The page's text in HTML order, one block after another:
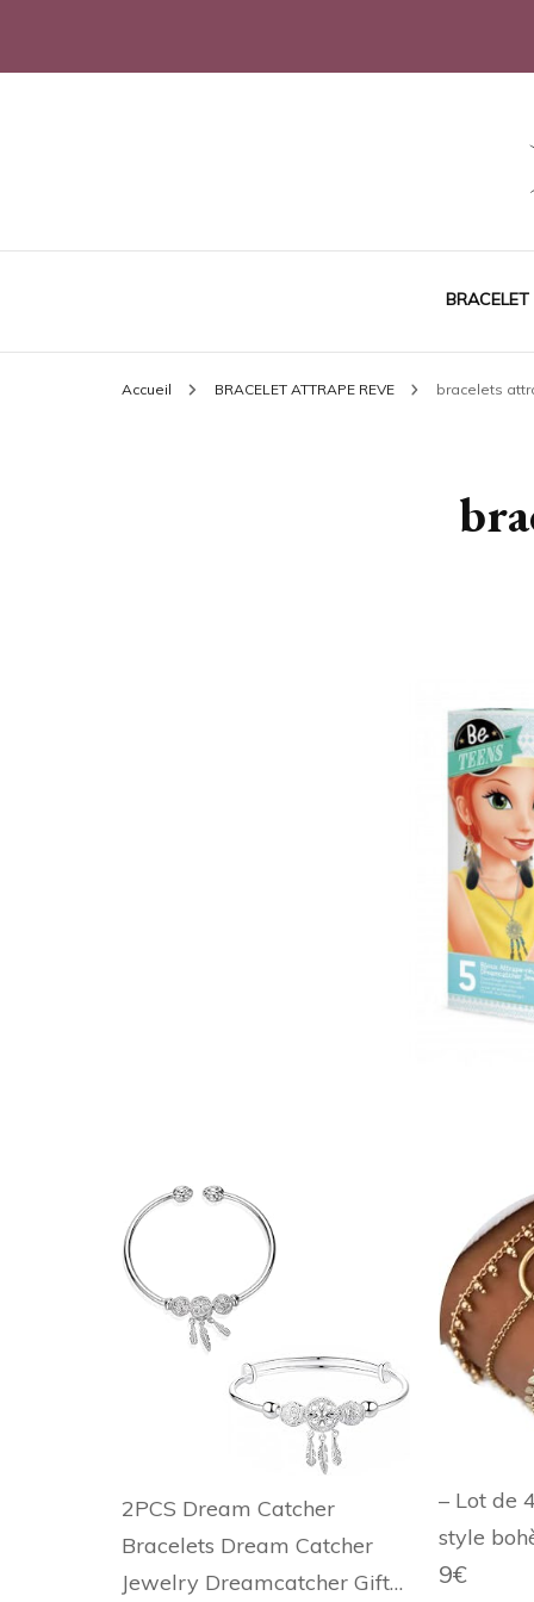
Joli Bracelet BRACELET
Accueil BRACELET ATTRAPE REVE bracelets
2PCS Dream Catcher
Bracelets Dream Catcher
Jewelry Dreamcatcher Gift
– Lot de
style
9€